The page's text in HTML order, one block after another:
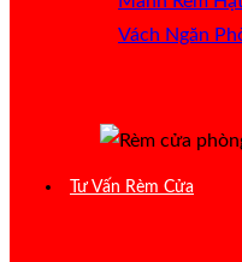
Vách Ngăn
Tư Vấn Rèm Cửa